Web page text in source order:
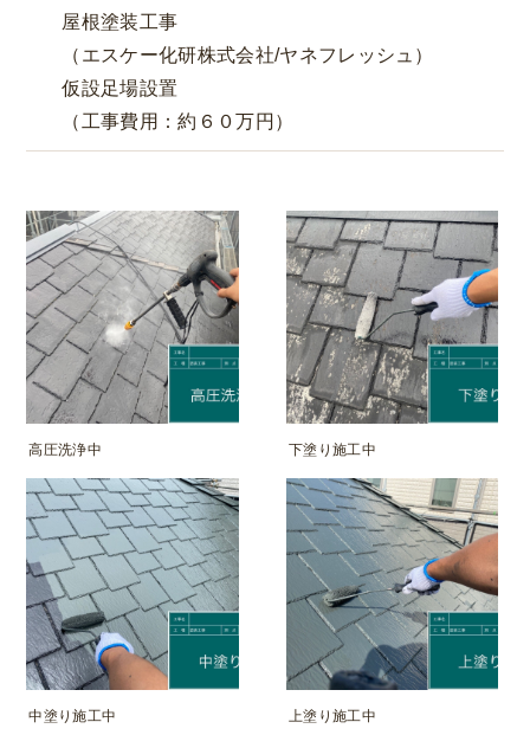
屋根塗装工事
（エスケー化研株式会社/ヤネフレッシュ）
仮設足場設置
（工事費用：約６０万円）
高圧洗浄中 下塗り施工中
中塗り施工中 上塗り施工中